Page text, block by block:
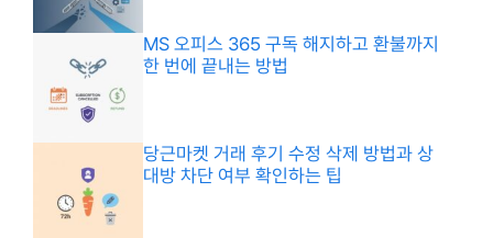
MS 오피스 365 구독 해지하고 환불까지
한 번에 끝내는 방법
당근마켓 거래 후기 수정 삭제 방법과 상
대방 차단 여부 확인하는 팁